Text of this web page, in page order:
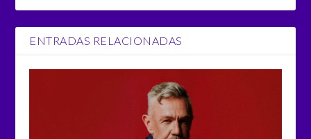
ENTRADAS RELACIONADAS